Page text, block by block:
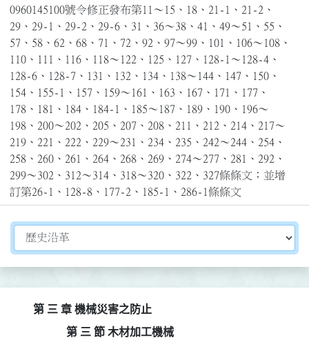
0960145100號令修正發布第11～15、18、21-1、21-2、
29、29-1、29-2、29-6、31、36～38、41、49～51、55、
57、58、62、68、71、72、92、97～99、101、106～108、
110、111、116、118～122、125、127、128-1～128-4、
128-6、128-7、131、132、134、138～144、147、150、
154、155-1、157、159～161、163、167、171、177、
178、181、184、184-1、185～187、189、190、196～
198、200～202、205、207、208、211、212、214、217～
219、221、222、229～231、234、235、242～244、254、
258、260、261、264、268、269、274～277、281、292、
299～302、312～314、318～320、322、327條條文；並增
訂第26-1、128-8、177-2、185-1、286-1條條文
切換選擇法規資訊內容
第 三 章 機械災害之防止
第 三 節 木材加工機械